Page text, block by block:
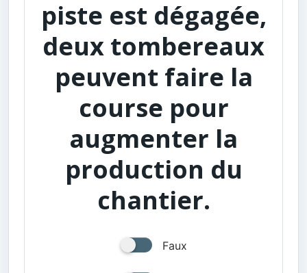
piste est dégagée,
deux tombereaux
peuvent faire la
course pour
augmenter la
production du
chantier.
Faux